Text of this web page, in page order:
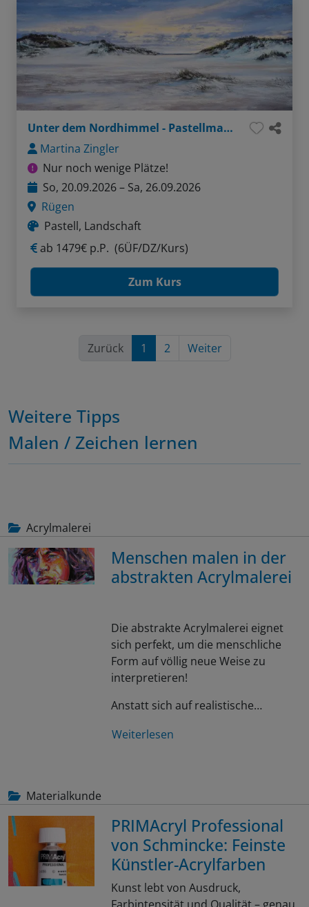
Unter dem Nordhimmel - Pastellmalerei
Martina Zingler
Nur noch wenige Plätze!
So, 20.09.2026 – Sa, 26.09.2026
Rügen
Pastell, Landschaft
ab 1479€ p.P. (6ÜF/DZ/Kurs)
Zum Kurs
Zurück 1 2 Weiter
Weitere Tipps
Malen / Zeichen lernen
Acrylmalerei
Menschen malen in der
abstrakten Acrylmalerei
Die abstrakte Acrylmalerei eignet
sich perfekt, um die menschliche
Form auf völlig neue Weise zu
interpretieren!
Anstatt sich auf realistische…
Weiterlesen
Materialkunde
PRIMAcryl Professional
von Schmincke: Feinste
Künstler-Acrylfarben
Kunst lebt von Ausdruck,